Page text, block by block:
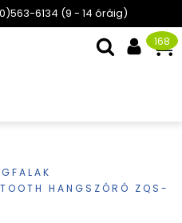
6134 (9 - 14 óráig)
168
HANGSZÓRÓ ZQS-